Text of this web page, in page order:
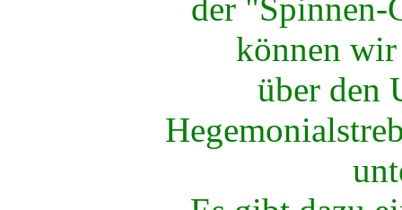
der "Spinnen-
können
über den